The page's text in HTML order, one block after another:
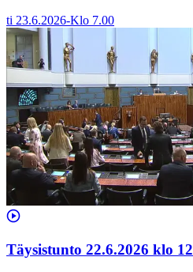
ti 23.6.2026-Klo 7.00
Täysistunto 22.6.2026 klo 12